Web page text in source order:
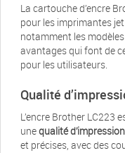
La cartouche d’encre
pour les imprimantes
notamment les modèles
avantages qui font de
pour les utilisateurs.
Qualité
L’encre Brother LC223
unequalité d’impression
et précises, avec des